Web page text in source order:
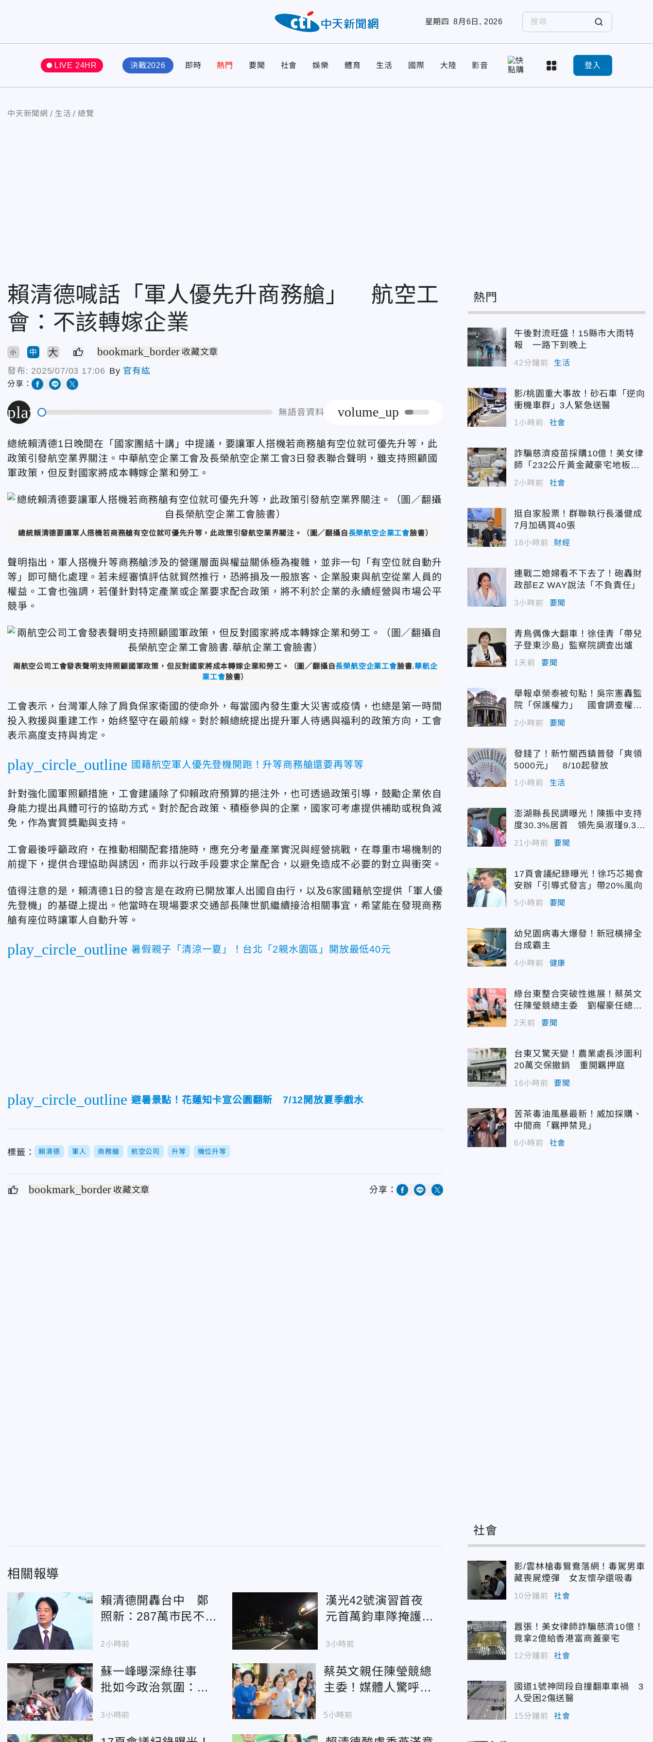
星期四 8月6日, 2026
LIVE 24HR 決戰2026 即時 熱門 要聞 社會 娛樂 體育 生活 國際 大陸 影音 登入
中天新聞網 生活 總覽
賴清德喊話「軍人優先升商務艙」 航空工
會：不該轉嫁企業
小 中 大 bookmark_border 收藏文章
發布: 2025/07/03 17:06 By 官有紘
分享：
play_arrow 無語音資料 volume_up
總統賴清德1日晚間在「國家團結十講」中提議，要讓軍人搭機若商務艙有空位就可優先升等，此
政策引發航空業界關注。中華航空企業工會及長榮航空企業工會3日發表聯合聲明，雖支持照顧國
軍政策，但反對國家將成本轉嫁企業和勞工。
總統賴清德要讓軍人搭機若商務艙有空位就可優先升等，此政策引發航空業界關注。（圖／翻攝自長榮航空企業工會臉書）
聲明指出，軍人搭機升等商務艙涉及的營運層面與權益關係極為複雜，並非一句「有空位就自動升
等」即可簡化處理。若未經審慎評估就貿然推行，恐將損及一般旅客、企業股東與航空從業人員的
權益。工會也強調，若僅針對特定產業或企業要求配合政策，將不利於企業的永續經營與市場公平
競爭。
兩航空公司工會發表聲明支持照顧國軍政策，但反對國家將成本轉嫁企業和勞工。（圖／翻攝自長榮航空企業工會臉書.華航企
業工會臉書）
工會表示，台灣軍人除了肩負保家衛國的使命外，每當國內發生重大災害或疫情，也總是第一時間
投入救援與重建工作，始終堅守在最前線。對於賴總統提出提升軍人待遇與福利的政策方向，工會
表示高度支持與肯定。
play_circle_outline 國籍航空軍人優先登機開跑！升等商務艙還要再等等
針對強化國軍照顧措施，工會建議除了仰賴政府預算的挹注外，也可透過政策引導，鼓勵企業依自
身能力提出具體可行的協助方式。對於配合政策、積極參與的企業，國家可考慮提供補助或稅負減
免，作為實質獎勵與支持。
工會最後呼籲政府，在推動相關配套措施時，應充分考量產業實況與經營挑戰，在尊重市場機制的
前提下，提供合理協助與誘因，而非以行政手段要求企業配合，以避免造成不必要的對立與衝突。
值得注意的是，賴清德1日的發言是在政府已開放軍人出國自由行，以及6家國籍航空提供「軍人優
先登機」的基礎上提出。他當時在現場要求交通部長陳世凱繼續接洽相關事宜，希望能在發現商務
艙有座位時讓軍人自動升等。
play_circle_outline 暑假親子「清涼一夏」！台北「2親水園區」開放最低40元
play_circle_outline 避暑景點！花蓮知卡宣公園翻新 7/12開放夏季戲水
標籤： 賴清德 軍人 商務艙 航空公司 升等 機位升等
bookmark_border 收藏文章 分享：
相關報導
賴清德開轟台中 鄭
照新：287萬市民不該
2小時前
漢光42號演習首夜
元首萬鈞車隊掩護賴
3小時前
蘇一峰曝深綠往事
批如今政治氛圍：連
3小時前
蔡英文親任陳瑩競總
主委！媒體人驚呼
更大盤算
5小時前
熱門
午後對流旺盛！15縣市大雨特
報 一路下到晚上
42分鐘前 生活
影/桃園重大事故！砂石車「逆向
衝機車群」3人緊急送醫
1小時前 社會
詐騙慈濟疫苗採購10億！美女律
師「232公斤黃金藏豪宅地板
下」
2小時前 社會
挺自家股票！群聯執行長潘健成
7月加碼買40張
18小時前 財經
連戰二媳婦看不下去了！砲轟財
政部EZ WAY說法「不負責任」
3小時前 要聞
青鳥偶像大翻車！徐佳青「帶兒
子登東沙島」監察院調查出爐
1天前 要聞
舉報卓榮泰被句點！吳宗憲轟監
院「保護權力」 國會調查權遭
閹割
2小時前 要聞
發錢了！新竹關西鎮普發「爽領
5000元」 8/10起發放
1小時前 生活
澎湖縣長民調曝光！陳振中支持
度30.3%居首 領先吳淑瑾9.3個
百分點
21小時前 要聞
17頁會議紀錄曝光！徐巧芯揭食
安辦「引導式發言」帶20%風向
5小時前 要聞
幼兒園病毒大爆發！新冠橫掃全
台成霸主
4小時前 健康
綠台東整合突破性進展！蔡英文
任陳瑩競總主委 劉櫂豪任總幹
2天前 要聞
台東又驚天變！農業處長涉圖利
20萬交保撤銷 重開羈押庭
16小時前 要聞
苦茶毒油風暴最新！威加採購、
中間商「羈押禁見」
6小時前 社會
社會
影/雲林槍毒鴛鴦落網！毒駕男車
藏喪屍煙彈 女友懷孕還吸毒
10分鐘前 社會
囂張！美女律師詐騙慈濟10億！
竟拿2億給香港富商蓋豪宅
12分鐘前 社會
國道1號神岡段自撞翻車車禍 3
人受困2傷送醫
15分鐘前 社會